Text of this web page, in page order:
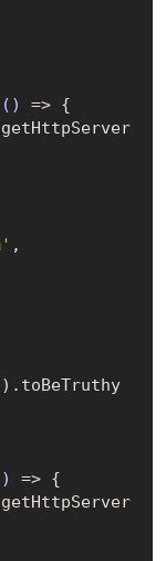
() => {
,
=> {